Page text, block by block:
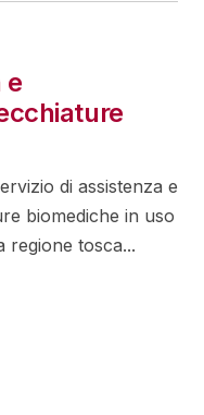
e
di assistenza e
biomediche in uso
regione tosca...